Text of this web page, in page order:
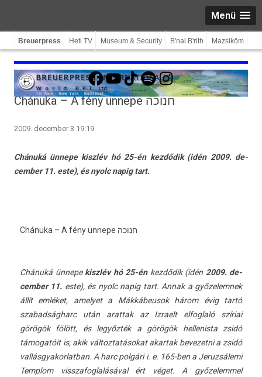
Menü
Breuerpress Heti TV Museum & Security B'nai B'rith Mazsiköm
Facebook
YouTube
TikTokSpotifyInstagram
Chánuka – A fény ünnepe חנוכה
2009. december 3 19:19
Chánuká ünnepe kiszlév hó 25-énkezdődik (idén 2009. de­
cemb­er 11. este), és nyolc napig tart.
Chánuka – A fény ünnepe חנוכה
Chánuká ünnepe kiszlév hó 25-énkezdődik (idén 2009. de­
cemb­er 11. este), és nyolc napig tart. Annak a győzelem­nek
állít emléket, amelyet a Mák­kábeusok három évig tartó
szabad­ságharc után arat­tak az Iz­raelt el­fogl­aló szíriai
görögök fölött, és legyőzték a görögök hel­lenis­ta zsidó
támogatóit is, akik vál­toztatásokat akar­tak be­vezet­ni a zsidó
val­lásgyakor­latban. A harc polgári i. e. 165-ben a Jeruz­sálemi
Templom visszafog­lalásáv­al ért véget. A győzelem­mel